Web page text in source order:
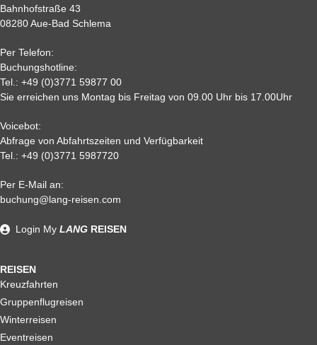
7
2
Nichtantritt
Alle weiteren Stronierungsbedingungen entnehmen Sie bitte
unseren AGB. Wir empfehlen Ihnen den Abschluss einer
Reiserücktrittskostenversicherung
Bahnhofstraße 43
08280 Aue-Bad Schlema
Per Telefon:
Buchungshotline:
Tel.: +49 (0)3771 59877 00
Sie erreichen uns Montag bis Freitag von 09.00 Uhr bis 17.00Uhr
Voicebot:
Abfrage von Abfahrtszeiten und Verfügbarkeit
Tel.: +49 (0)3771 5987720
Per E-Mail an:
buchung@lang-reisen.com
REISEN
Kreuzfahrten
Gruppenflugreisen
Winterreisen
Eventreisen
Login My LANG REISEN